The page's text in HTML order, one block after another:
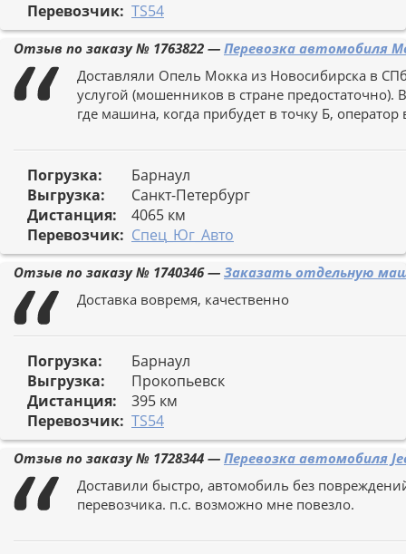
Перевозчик: TS54
Отзыв по заказу № 1763822 — Перевозка автомобиля
Доставляли Опель Мокка из Новосибирска в
услугой (мошенников в стране предостаточно).
где машина, когда прибудет в точку Б,
Погрузка:
Барнаул
Выгрузка:
Санкт-Петербург
Дистанция:
4065 км
Перевозчик: Спец_Юг_Авто
Отзыв по заказу № 1740346— Заказать отдельную
Доставка вовремя, качественно
Погрузка:
Барнаул
Выгрузка:
Прокопьевск
Дистанция:
395 км
Перевозчик: TS54
Отзыв по заказу № 1728344 — Перевозка автомобиля
Доставили быстро, автомобиль без
перевозчика. п.с. возможно мне повезло.